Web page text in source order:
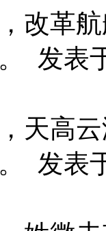
改革
发表
天高
发表